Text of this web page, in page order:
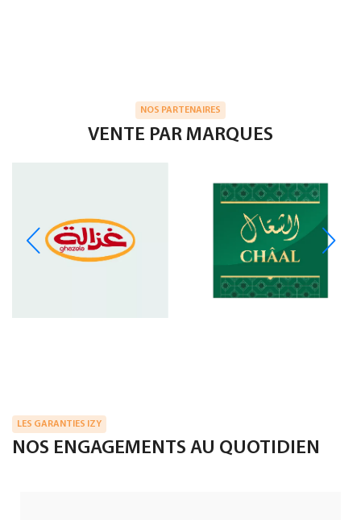
NOS PARTENAIRES
VENTE PAR MARQUES
LES GARANTIES IZY
NOS ENGAGEMENTS AU QUOTIDIEN